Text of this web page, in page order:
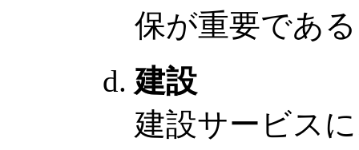
保が重要であ
建設
建設サービス